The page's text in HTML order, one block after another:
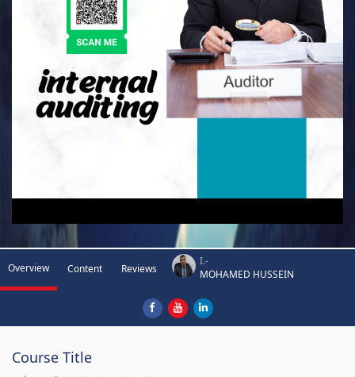
Overview Content Reviews
I.-
MOHAMED HUSSEIN
Course Title